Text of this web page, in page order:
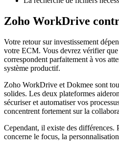
Zoho WorkDrive
Votre retour sur investissement
votre ECM. Vous devrez vérifier
correspondent parfaitement à vos
système productif.
Zoho WorkDrive et Dokmee sont
solides. Les deux plateformes
sécuriser et automatiser vos
concentrent fortement sur la
Cependant, il existe des différences.
concerne le focus, la